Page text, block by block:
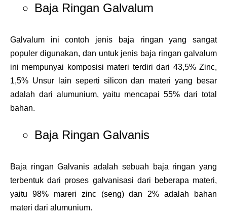
Baja Ringan Galvalum
Galvalum ini contoh jenis baja ringan yang sangat
populer digunakan, dan untuk jenis baja ringan galvalum
ini mempunyai komposisi materi terdiri dari 43,5% Zinc,
1,5% Unsur lain seperti silicon dan materi yang besar
adalah dari alumunium, yaitu mencapai 55% dari total
bahan.
Baja Ringan Galvanis
Baja ringan Galvanis adalah sebuah baja ringan yang
terbentuk dari proses galvanisasi dari beberapa materi,
yaitu 98% mareri zinc (seng) dan 2% adalah bahan
materi dari alumunium.